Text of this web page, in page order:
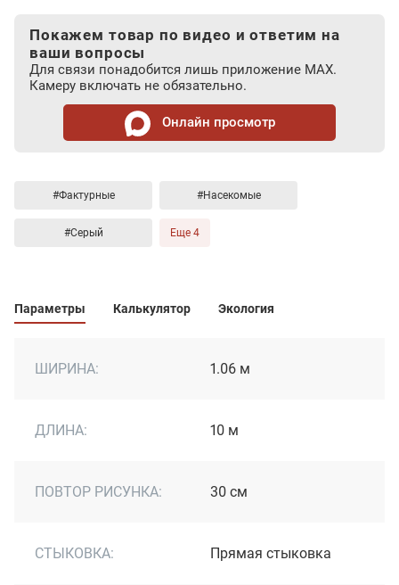
Покажем товар по видео и ответим на
ваши вопросы
Для связи понадобится лишь приложение MAX.
Камеру включать не обязательно.
Онлайн просмотр
#Фактурные #Насекомые
#Серый Еще 4
Параметры Калькулятор Экология
ШИРИНА: 1.06 м
ДЛИНА: 10 м
ПОВТОР РИСУНКА: 30 см
СТЫКОВКА: Прямая стыковка